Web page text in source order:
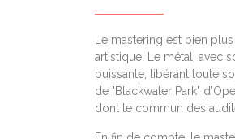
Le mastering est bien
artistique. Le métal, avec
puissante, libérant toute
de "Blackwater Park"
dont le commun des